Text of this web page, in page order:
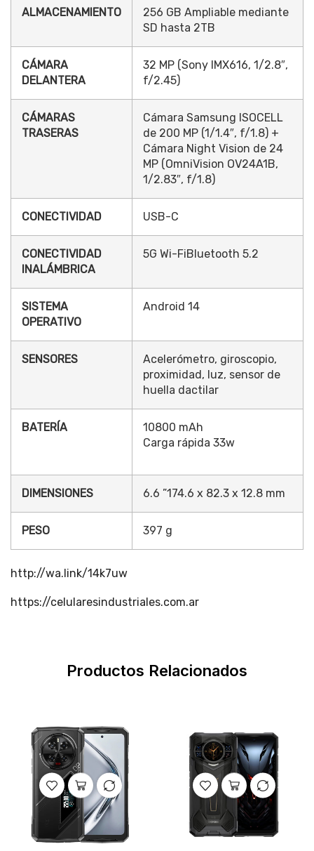
ALMACENAMIENTO
256 GB Ampliable mediante
SD hasta 2TB
CÁMARA
DELANTERA
32 MP (Sony IMX616, 1/2.8″,
f/2.45)
CÁMARAS
TRASERAS
Cámara Samsung ISOCELL
de 200 MP (1/1.4″, f/1.8) +
Cámara Night Vision de 24
MP (OmniVision OV24A1B,
1/2.83″, f/1.8)
CONECTIVIDAD USB-C
CONECTIVIDAD
INALÁMBRICA
5G Wi-FiBluetooth 5.2
SISTEMA
OPERATIVO
Android 14
SENSORES
Acelerómetro, giroscopio,
proximidad, luz, sensor de
huella dactilar
BATERÍA
10800 mAh
Carga rápida 33w
DIMENSIONES 6.6 ”174.6 x 82.3 x 12.8 mm
PESO 397 g
http://wa.link/14k7uw
https://celularesindustriales.com.ar
Productos Relacionados